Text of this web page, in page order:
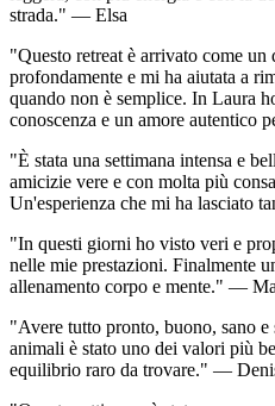
strada." — Elsa
"Questo retreat è arrivato come un
profondamente e mi ha aiutata a
quando non è semplice. In Laura
conoscenza e un amore autentico
"È stata una settimana intensa e
amicizie vere e con molta più
Un'esperienza che mi ha lasciato
"In questi giorni ho visto veri e
nelle mie prestazioni. Finalmente
allenamento corpo e mente." —
"Avere tutto pronto, buono, sano e
animali è stato uno dei valori più
equilibrio raro da trovare." —